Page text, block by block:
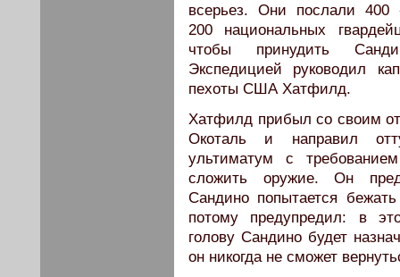
всерьез. Они послали 400
200 национальных
чтобы принудить
Экспедицией руководил
пехоты США Хатфилд.
Хатфилд прибыл со своим
Окоталь и направил
ультиматум с
сложить оружие. Он
Сандино попытается
потому предупредил: в
голову Сандино будет
он никогда не сможет